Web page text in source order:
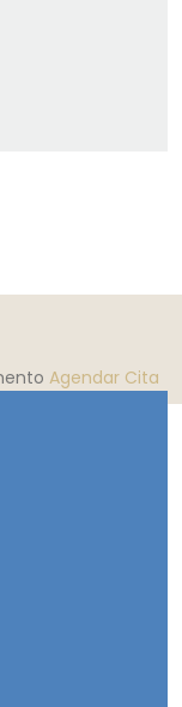
Agendar Cita